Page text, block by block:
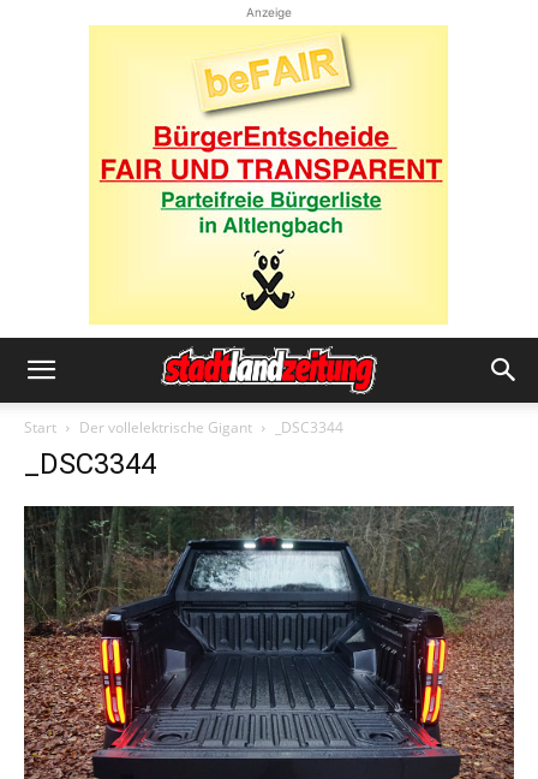
Anzeige
Start Der vollelektrische Gigant _DSC3344
_DSC3344